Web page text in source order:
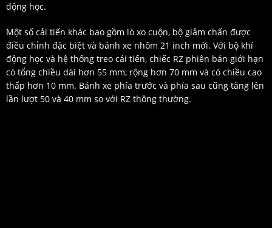
động học.
Một số cải tiến khác bao gồm lò xo cuộn, bộ giảm chấn được
điều chỉnh đặc biệt và bánh xe nhôm 21 inch mới. Với bộ khí
động học và hệ thống treo cải tiến, chiếc RZ phiên bản giới hạn
có tổng chiều dài hơn 55 mm, rộng hơn 70 mm và có chiều cao
thấp hơn 10 mm. Bánh xe phía trước và phía sau cũng tăng lên
lần lượt 50 và 40 mm so với RZ thông thường.